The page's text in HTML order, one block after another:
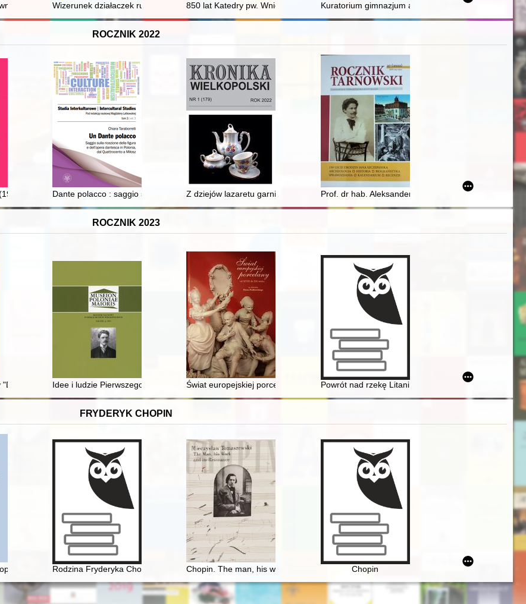
syntezy aparatu represji w Europie Środkowo-Wschodniej w latach 1944-1954 : uwagi na temat pracy Molly Pucci, "Security
Wizerunek działaczek ruchu polskiego w twórczości Marii Zientary-Malewskiej
850 lat Katedry pw. Wniebowzięcia Najświętszej Maryi Panny w Kielcach
Kuratorium gimnazjum akademickiego w Szczecinie
ROCZNIK 2022
we Wrocławiu
2022) : artysta malarz, absolwent PWSSP i profesor Akademii Sztuk Pięknych w Gdańsku, honorowy obywatel Tczewa
Dante polacco : saggio sulla ricezione della figura e dell’opera dantesca in Polonia, dal Quattrocento a Miłosz
Z dziejów lazaretu garnizonowego w Pile (1781-1919)Prof. dr hab. Aleksander Wilkoń (23 III 1935,
ROCZNIK 2023
i Zweibrücken (10, 22 X 2022)
revolutionibus orbium coelestium..." Mikołaja Kopernika oraz jego recepcja w nauczaniu szkolnym realizowanym na ziemiach
Idee i ludzie Pierwszego Zjazdu Delegatów Muzeów w Poznaniu w 1921 roku = Ideas and people of the First Congress of
Świat europejskiej porcelany od XVIII do XX wieku ze zbiorów Piotra Pudłowskiego
Powrót nad rzekę Litani : polskie kontyngenty
FRYDERYK CHOPIN
czyli dlaczego Fryderyk Chopin nie został twórcą opery narodowej
Rodzina Fryderyka Chopina na przełomie XVIII i XIX wChopin. The man, his work and its resonanceChopin